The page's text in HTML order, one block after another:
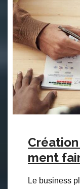
ment
Le business